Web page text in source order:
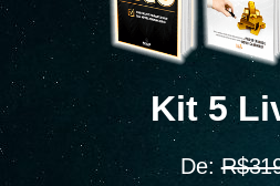
Kit 5
De: